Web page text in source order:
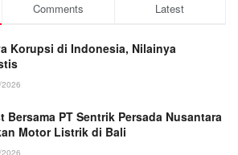
Comments Latest
Korupsi di Indonesia, Nilainya
Bersama PT Sentrik Persada Nusantara
Motor Listrik di Bali